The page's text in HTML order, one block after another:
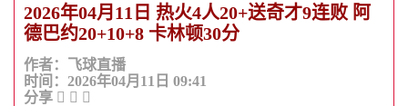
2026年04月11日 热火4人20+送奇才9连败 阿
德巴约20+10+8 卡林顿30分
作者：飞球直播
时间：2026年04月11日 09:41
分享